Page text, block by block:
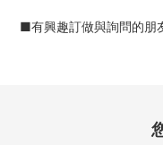
■有興趣訂做與詢問的朋